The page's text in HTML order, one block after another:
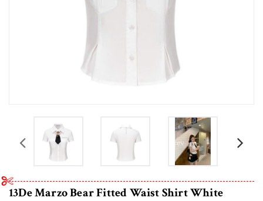
prev
13De Marzo Bear Fitted Waist Shirt White